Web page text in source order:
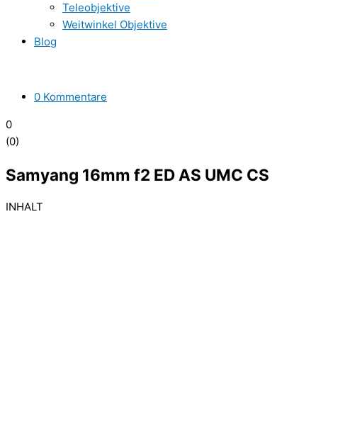
Teleobjektive
Weitwinkel Objektive
Blog
0 Kommentare
0
(0)
Samyang 16mm f2 ED AS UMC CS
INHALT